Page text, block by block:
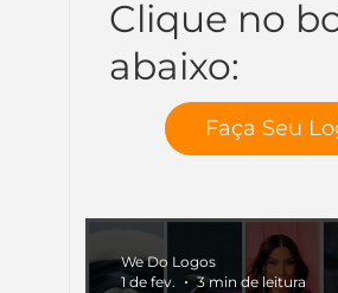
Clique no
abaixo:
Faça Seu
We Do Logos
1 de fev.
3 min de leitura